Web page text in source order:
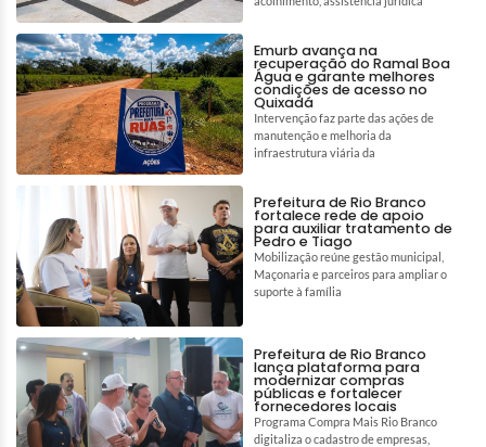
Emurb avança na
recuperação do Ramal Boa
Água e garante melhores
condições de acesso no
Quixadá
Intervenção faz parte das ações de
manutenção e melhoria da
infraestrutura viária da
Prefeitura de Rio Branco
fortalece rede de apoio
para auxiliar tratamento de
Pedro e Tiago
Mobilização reúne gestão municipal,
Maçonaria e parceiros para ampliar o
suporte à família
Prefeitura de Rio Branco
lança plataforma para
modernizar compras
públicas e fortalecer
fornecedores locais
Programa Compra Mais Rio Branco
digitaliza o cadastro de empresas,